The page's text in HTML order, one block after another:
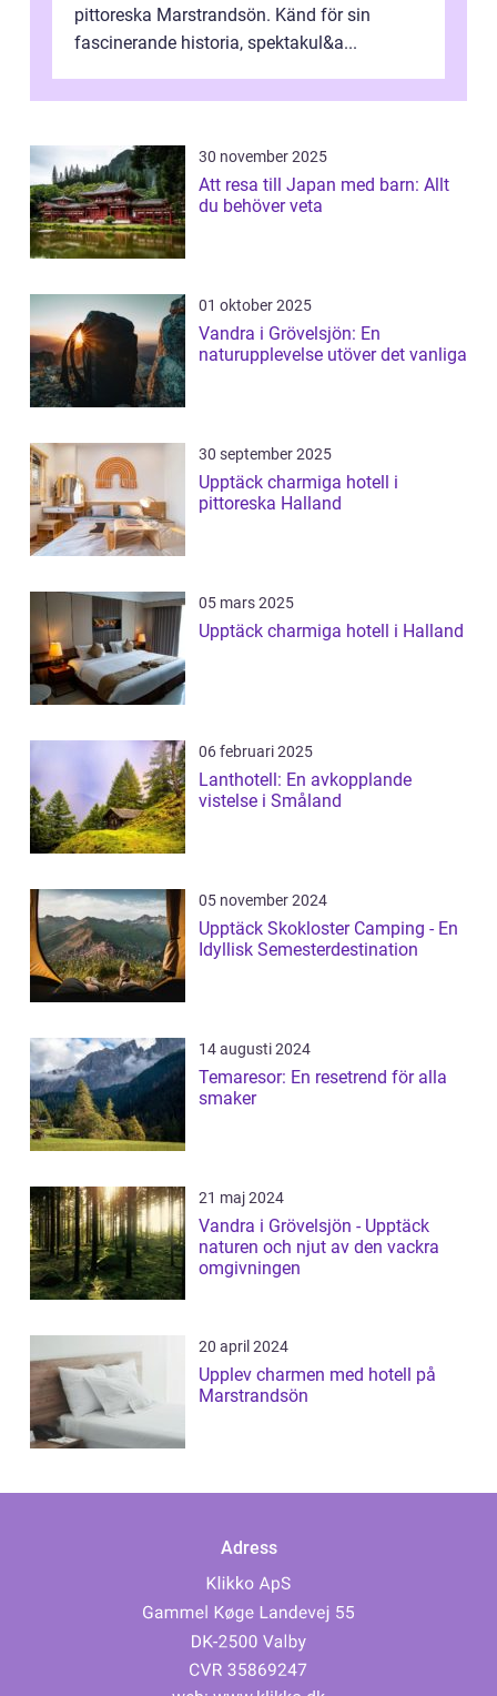
pittoreska Marstrandsön. Känd för sin
fascinerande historia, spektakul&a...
30 november 2025
Att resa till Japan med barn: Allt
du behöver veta
01 oktober 2025
Vandra i Grövelsjön: En
naturupplevelse utöver det vanliga
30 september 2025
Upptäck charmiga hotell i
pittoreska Halland
05 mars 2025
Upptäck charmiga hotell i Halland
06 februari 2025
Lanthotell: En avkopplande
vistelse i Småland
05 november 2024
Upptäck Skokloster Camping - En
Idyllisk Semesterdestination
14 augusti 2024
Temaresor: En resetrend för alla
smaker
21 maj 2024
Vandra i Grövelsjön - Upptäck
naturen och njut av den vackra
omgivningen
20 april 2024
Upplev charmen med hotell på
Marstrandsön
Adress